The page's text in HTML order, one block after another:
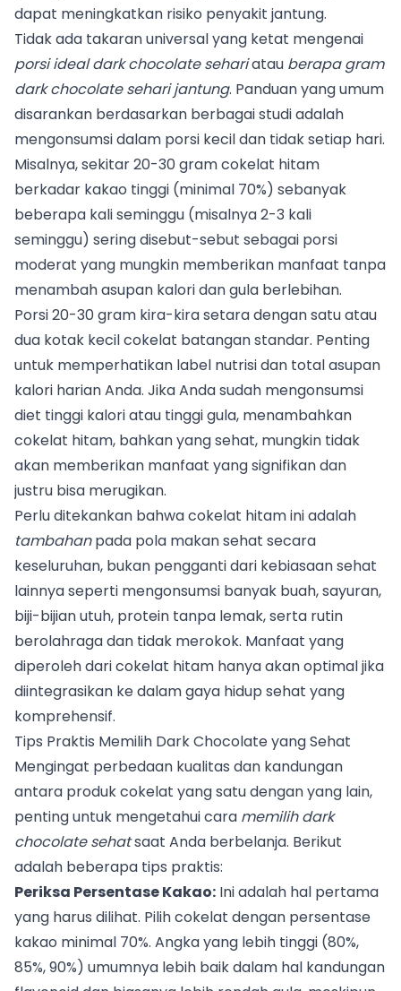
dapat meningkatkan risiko penyakit jantung.
Tidak ada takaran universal yang ketat mengenai
porsi ideal dark chocolate sehariatau berapa gram
dark chocolate sehari jantung. Panduan yang umum
disarankan berdasarkan berbagai studi adalah
mengonsumsi dalam porsi kecil dan tidak setiap hari.
Misalnya, sekitar 20-30 gram cokelat hitam
berkadar kakao tinggi (minimal 70%) sebanyak
beberapa kali seminggu (misalnya 2-3 kali
seminggu) sering disebut-sebut sebagai porsi
moderat yang mungkin memberikan manfaat tanpa
menambah asupan kalori dan gula berlebihan.
Porsi 20-30 gram kira-kira setara dengan satu atau
dua kotak kecil cokelat batangan standar. Penting
untuk memperhatikan label nutrisi dan total asupan
kalori harian Anda. Jika Anda sudah mengonsumsi
diet tinggi kalori atau tinggi gula, menambahkan
cokelat hitam, bahkan yang sehat, mungkin tidak
akan memberikan manfaat yang signifikan dan
justru bisa merugikan.
Perlu ditekankan bahwa cokelat hitam ini adalah
tambahanpada pola makan sehat secara
keseluruhan, bukan pengganti dari kebiasaan sehat
lainnya seperti mengonsumsi banyak buah, sayuran,
biji-bijian utuh, protein tanpa lemak, serta rutin
berolahraga dan tidak merokok. Manfaat yang
diperoleh dari cokelat hitam hanya akan optimal jika
diintegrasikan ke dalam gaya hidup sehat yang
komprehensif.
Tips Praktis Memilih Dark Chocolate yang Sehat
Mengingat perbedaan kualitas dan kandungan
antara produk cokelat yang satu dengan yang lain,
penting untuk mengetahui cara memilih dark
chocolate sehatsaat Anda berbelanja. Berikut
adalah beberapa tips praktis:
Periksa Persentase Kakao: Ini adalah hal pertama
yang harus dilihat. Pilih cokelat dengan persentase
kakao minimal 70%. Angka yang lebih tinggi (80%,
85%, 90%) umumnya lebih baik dalam hal kandungan